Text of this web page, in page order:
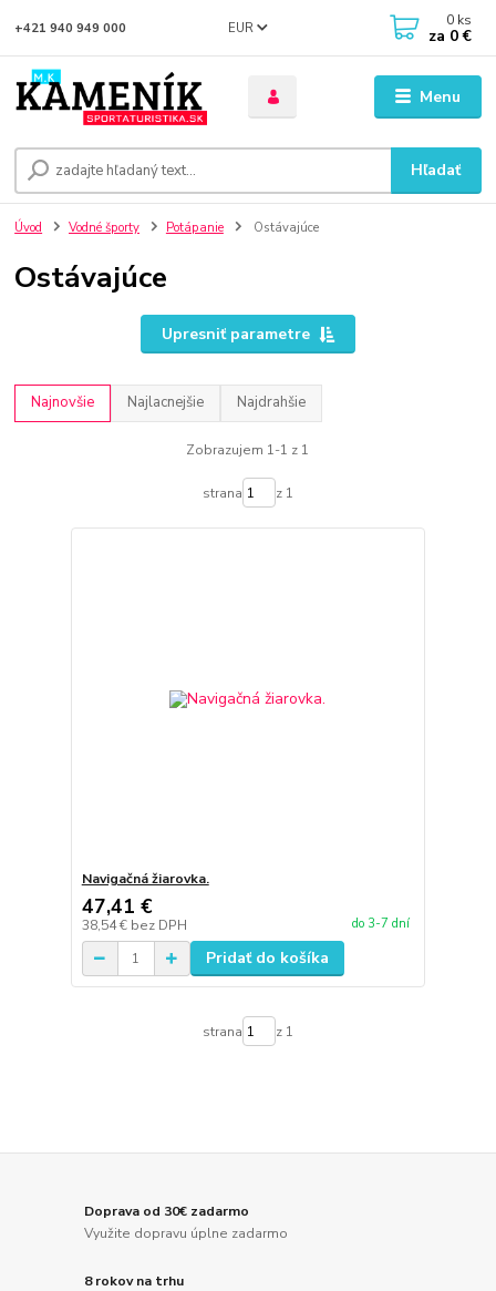
Menu
EUR
Hľadať
+421 940 949 000 0 ks
za 0 €
Úvod Vodné športy Potápanie Ostávajúce
Ostávajúce
Upresniť parametre
Najnovšie Najlacnejšie Najdrahšie
Zobrazujem 1-1 z 1
strana z 1
Navigačná žiarovka.
47,41 €
38,54 € bez DPH do 3-7 dní
Pridať do košíka
strana z 1
Doprava od 30€ zadarmo
Využite dopravu úplne zadarmo
8 rokov na trhu